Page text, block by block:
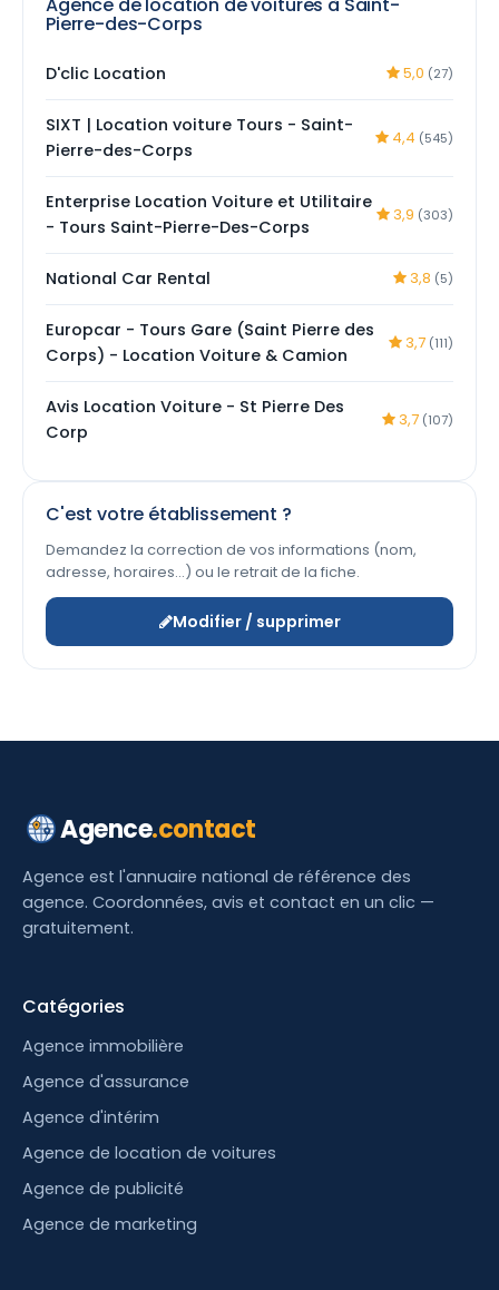
Pierre-des-Corps
D'clic Location 5,0 (27)
SIXT | Location voiture Tours - Saint-
Pierre-des-Corps
4,4 (545)
Enterprise Location Voiture et Utilitaire
- Tours Saint-Pierre-Des-Corps
3,9 (303)
National Car Rental 3,8 (5)
Europcar - Tours Gare (Saint Pierre des
Corps) - Location Voiture & Camion
3,7 (111)
Avis Location Voiture - St Pierre Des
Corp
3,7 (107)
C'est votre établissement ?
Demandez la correction de vos informations (nom,
adresse, horaires…) ou le retrait de la fiche.
Modifier / supprimer
Agence.contact
Agence est l'annuaire national de référence des
agence. Coordonnées, avis et contact en un clic —
gratuitement.
Catégories
Agence immobilière
Agence d'assurance
Agence d'intérim
Agence de location de voitures
Agence de publicité
Agence de marketing